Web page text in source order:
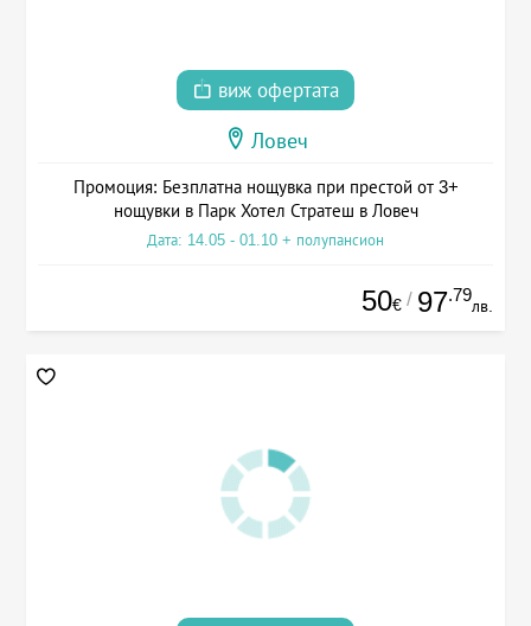
виж офертата
Ловеч
Промоция: Безплатна нощувка при престой от 3+
нощувки в Парк Хотел Стратеш в Ловеч
Дата: 14.05 - 01.10 + полупансион
50€ / 97.79
лв.